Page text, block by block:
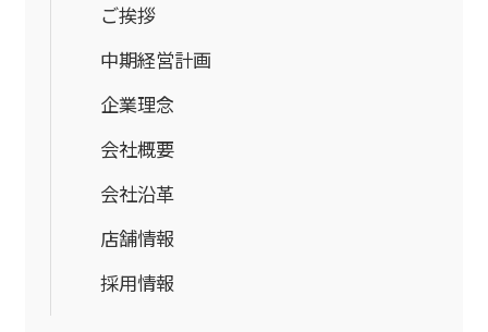
ご挨拶
中期経営計画
企業理念
会社概要
会社沿革
店舗情報
採用情報